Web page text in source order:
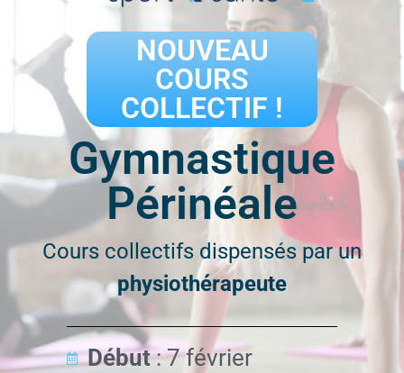
Cryo Sport Santé vous
accueille à Genève depuis
plus de 4 ans
NOUVEAU
COURS
COLLECTIF !
Gymnastique
Périnéale
Cours collectifs dispensés par un
physiothérapeute
Début: 7 février